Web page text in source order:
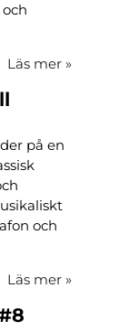
Läs mer »
på en
och
Läs mer »